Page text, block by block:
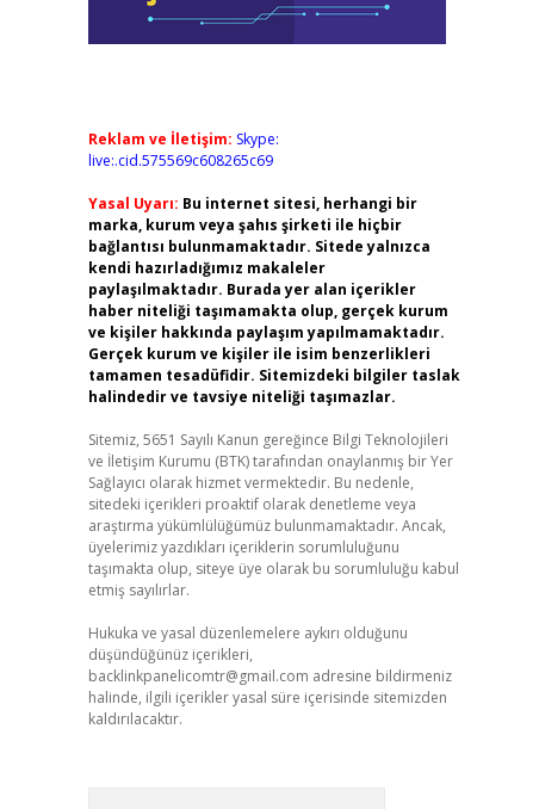
Reklam ve İletişim: Skype:
live:.cid.575569c608265c69
Yasal Uyarı: Bu internet sitesi, herhangi bir
marka, kurum veya şahıs şirketi ile hiçbir
bağlantısı bulunmamaktadır. Sitede yalnızca
kendi hazırladığımız makaleler
paylaşılmaktadır. Burada yer alan içerikler
haber niteliği taşımamakta olup, gerçek kurum
ve kişiler hakkında paylaşım yapılmamaktadır.
Gerçek kurum ve kişiler ile isim benzerlikleri
tamamen tesadüfidir. Sitemizdeki bilgiler taslak
halindedir ve tavsiye niteliği taşımazlar.
Sitemiz, 5651 Sayılı Kanun gereğince Bilgi Teknolojileri
ve İletişim Kurumu (BTK) tarafından onaylanmış bir Yer
Sağlayıcı olarak hizmet vermektedir. Bu nedenle,
sitedeki içerikleri proaktif olarak denetleme veya
araştırma yükümlülüğümüz bulunmamaktadır. Ancak,
üyelerimiz yazdıkları içeriklerin sorumluluğunu
taşımakta olup, siteye üye olarak bu sorumluluğu kabul
etmiş sayılırlar.
Hukuka ve yasal düzenlemelere aykırı olduğunu
düşündüğünüz içerikleri,
backlinkpanelicomtr@gmail.com adresine bildirmeniz
halinde, ilgili içerikler yasal süre içerisinde sitemizden
kaldırılacaktır.